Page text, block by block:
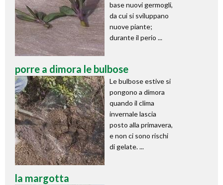
base nuovi germogli,
da cui si sviluppano
nuove piante;
durante il perio ...
porre a dimora le bulbose
Le bulbose estive si
pongono a dimora
quando il clima
invernale lascia
posto alla primavera,
e non ci sono rischi
di gelate. ...
la margotta